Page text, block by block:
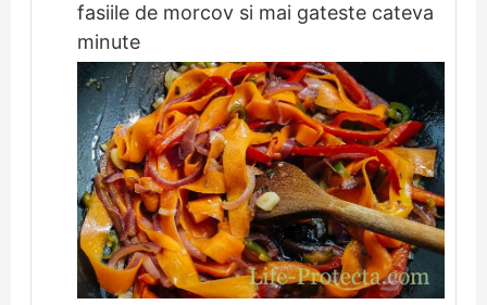
fasiile de morcov si mai gateste cateva
minute